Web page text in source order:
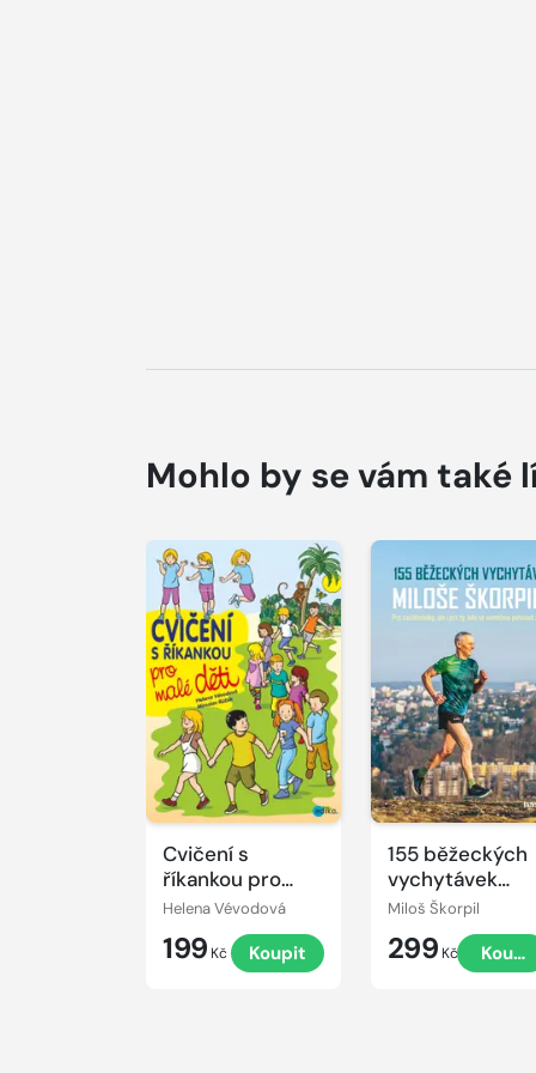
Mohlo by se vám také
Cvičení s
říkankou pro
malé děti
Helena Vévodová
199 Kč Koupit
155 běžeckých
vychytávek
Miloše Škorpila
Miloš Škorpil
299 Kč Koupit